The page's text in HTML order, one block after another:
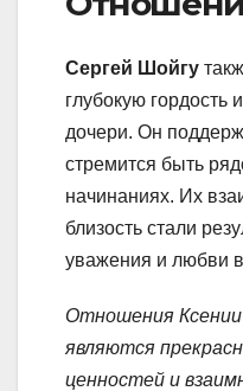
Сергей Шойгу
глубокую гордость
дочери. Он
стремится быть
начинаниях. Их
близость стали
уважения и любви
Отношения
являются
ценностей и